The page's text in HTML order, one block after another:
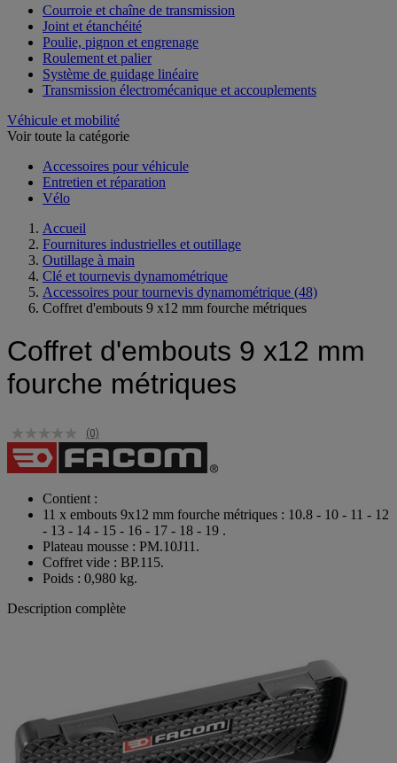
Courroie et chaîne de transmission
Joint et étanchéité
Poulie, pignon et engrenage
Roulement et palier
Système de guidage linéaire
Transmission électromécanique et accouplements
Véhicule et mobilité
Voir toute la catégorie
Accessoires pour véhicule
Entretien et réparation
Vélo
Accueil
Fournitures industrielles et outillage
Outillage à main
Clé et tournevis dynamométrique
Accessoires pour tournevis dynamométrique (48)
Coffret d'embouts 9 x12 mm fourche métriques
Coffret d'embouts 9 x12 mm
fourche métriques
(0)
Contient :
11 x embouts 9x12 mm fourche métriques : 10.8 - 10 - 11 - 12
- 13 - 14 - 15 - 16 - 17 - 18 - 19 .
Plateau mousse : PM.10J11.
Coffret vide : BP.115.
Poids : 0,980 kg.
Description complète